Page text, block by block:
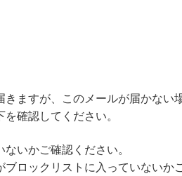
ますが、このメールが届かない
確認してください。
いかご確認ください。
ロックリストに入っていないか